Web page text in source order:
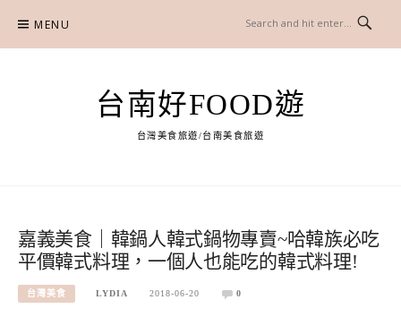
content
MENU
台南好FOOD遊
台灣美食旅遊/台南美食旅遊
嘉義美食｜韓鍋人韓式鍋物專賣~哈韓族必吃
平價韓式料理，一個人也能吃的韓式料理!
台灣美食 LYDIA 2018-06-20 0